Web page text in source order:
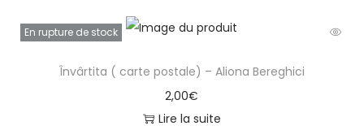
En rupture de stock
Învârtita ( carte postale) – Aliona Bereghici
2,00€
Lire la suite